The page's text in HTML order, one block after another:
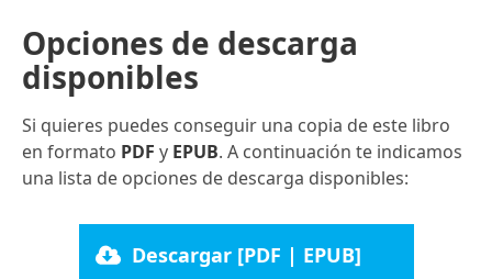
Opciones de descarga
disponibles
Si quieres puedes conseguir una copia de este libro
en formato PDF y EPUB. A continuación te indicamos
una lista de opciones de descarga disponibles:
Descargar [PDF | EPUB]